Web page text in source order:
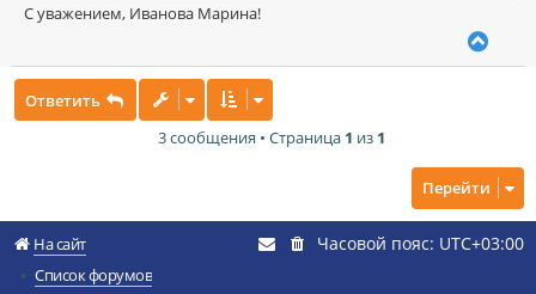
С уважением, Иванова Марина!
с
я
к
н
Ответить
3 сообщения • Страница 1 из 1
Перейти
На сайт
Список форумов
Часовой пояс: UTC+03:00